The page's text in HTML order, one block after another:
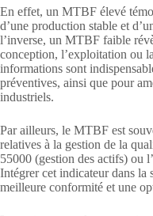
En effet, un MTBF élevé
d’une production stable et
l’inverse, un MTBF faible
conception, l’exploitation ou
informations sont
préventives, ainsi que pour
industriels.
Par ailleurs, le MTBF est
relatives à la gestion de la
55000 (gestion des actifs) ou
Intégrer cet indicateur dans la
meilleure conformité et une